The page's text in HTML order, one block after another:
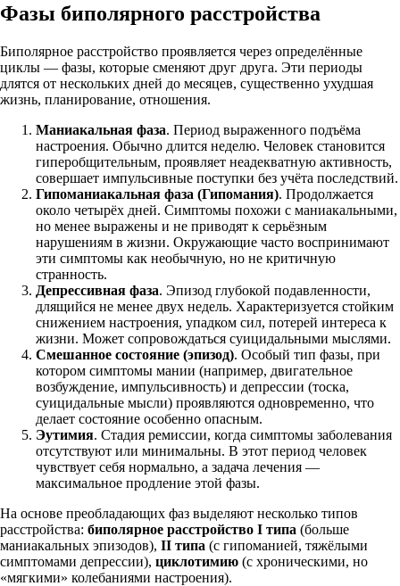
Фазы биполярного расстройства
Биполярное расстройство проявляется через определённые
циклы — фазы, которые сменяют друг друга. Эти периоды
длятся от нескольких дней до месяцев, существенно ухудшая
жизнь, планирование, отношения.
Маниакальная фаза. Период выраженного подъёма
настроения. Обычно длится неделю. Человек становится
гиперобщительным, проявляет неадекватную активность,
совершает импульсивные поступки без учёта последствий.
Гипоманиакальная фаза (Гипомания). Продолжается
около четырёх дней. Симптомы похожи с маниакальными,
но менее выражены и не приводят к серьёзным
нарушениям в жизни. Окружающие часто воспринимают
эти симптомы как необычную, но не критичную
странность.
Депрессивная фаза. Эпизод глубокой подавленности,
длящийся не менее двух недель. Характеризуется стойким
снижением настроения, упадком сил, потерей интереса к
жизни. Может сопровождаться суицидальными мыслями.
Смешанное состояние (эпизод). Особый тип фазы, при
котором симптомы мании (например, двигательное
возбуждение, импульсивность) и депрессии (тоска,
суицидальные мысли) проявляются одновременно, что
делает состояние особенно опасным.
Эутимия. Стадия ремиссии, когда симптомы заболевания
отсутствуют или минимальны. В этот период человек
чувствует себя нормально, а задача лечения —
максимальное продление этой фазы.
На основе преобладающих фаз выделяют несколько типов
расстройства: биполярное расстройство I типа (больше
маниакальных эпизодов), II типа (с гипоманией, тяжёлыми
симптомами депрессии), циклотимию (с хроническими, но
«мягкими» колебаниями настроения).